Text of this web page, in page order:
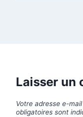
Laisser un
Votre adresse e-
obligatoires sont